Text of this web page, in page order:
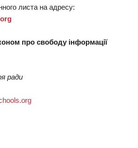
листа на адресу:
про свободу інформації
ради